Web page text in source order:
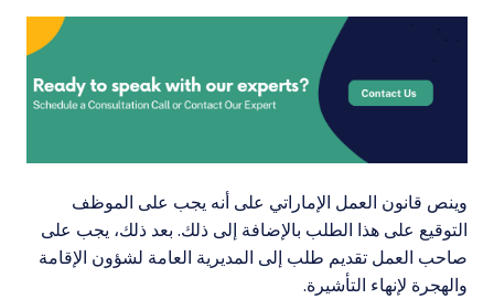
وينص قانون العمل الإماراتي على أنه يجب على الموظف
التوقيع على هذا الطلب بالإضافة إلى ذلك. بعد ذلك، يجب على
صاحب العمل تقديم طلب إلى المديرية العامة لشؤون الإقامة
والهجرة لإنهاء التأشيرة.